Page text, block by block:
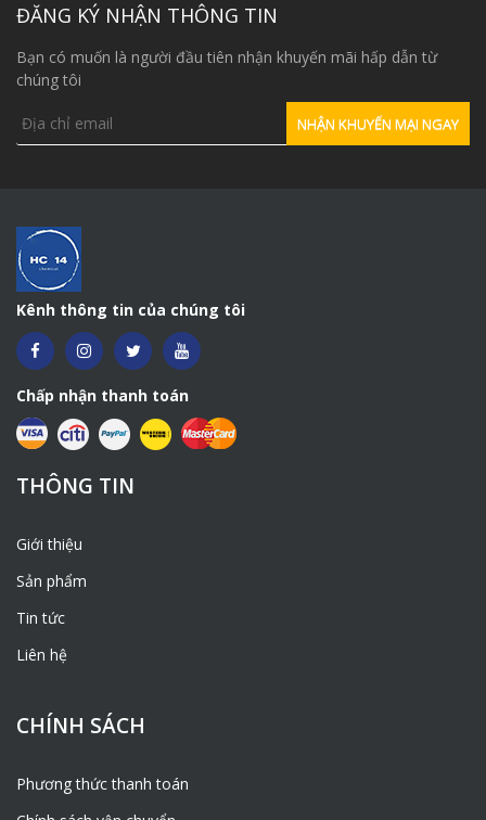
ĐĂNG KÝ NHẬN THÔNG TIN
Bạn có muốn là người đầu tiên nhận khuyến mãi hấp dẫn từ
chúng tôi
Kênh thông tin của chúng tôi
Chấp nhận thanh toán
THÔNG TIN
Giới thiệu
Sản phẩm
Tin tức
Liên hệ
CHÍNH SÁCH
Phương thức thanh toán